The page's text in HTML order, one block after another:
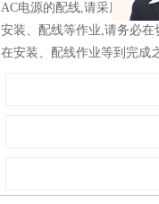
AC电源的配线,请采用1mm2
安装、配线等作业,请务必在
在安装、配线作业等到完成